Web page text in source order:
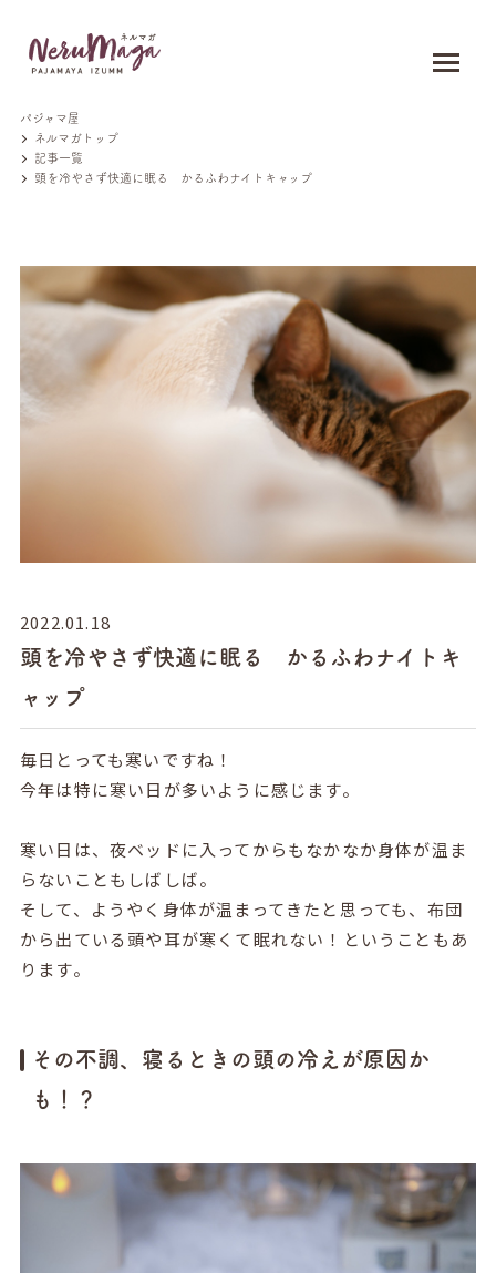
パジャマ屋
ネルマガトップ
記事一覧
頭を冷やさず快適に眠る かるふわナイトキャップ
2022.01.18
頭を冷やさず快適に眠る かるふわナイトキ
ャップ
毎日とっても寒いですね！
今年は特に寒い日が多いように感じます。
寒い日は、夜ベッドに入ってからもなかなか身体が温ま
らないこともしばしば。
そして、ようやく身体が温まってきたと思っても、布団
から出ている頭や耳が寒くて眠れない！ということもあ
ります。
その不調、寝るときの頭の冷えが原因か
も！？